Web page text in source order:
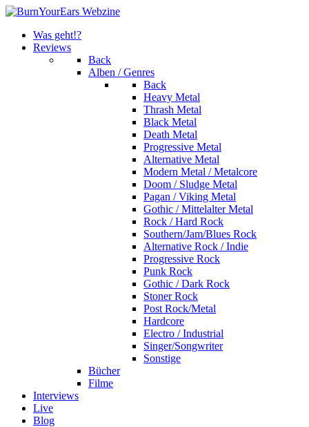
Was geht!?
Reviews
Back
Alben / Genres
Back
Heavy Metal
Thrash Metal
Black Metal
Death Metal
Progressive Metal
Alternative Metal
Modern Metal / Metalcore
Doom / Sludge Metal
Pagan / Viking Metal
Gothic / Mittelalter Metal
Rock / Hard Rock
Southern/Jam/Blues Rock
Alternative Rock / Indie
Progressive Rock
Punk Rock
Gothic / Dark Rock
Stoner Rock
Post Rock/Metal
Hardcore
Electro / Industrial
Singer/Songwriter
Sonstige
Bücher
Filme
Interviews
Live
Blog